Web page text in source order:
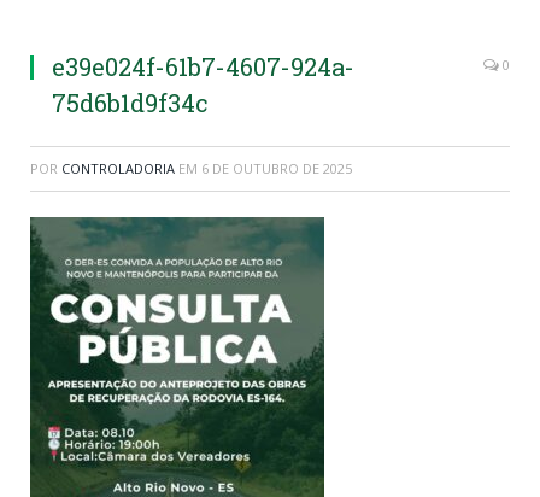
e39e024f-61b7-4607-924a-
75d6b1d9f34c
0
POR CONTROLADORIA EM 6 DE OUTUBRO DE 2025